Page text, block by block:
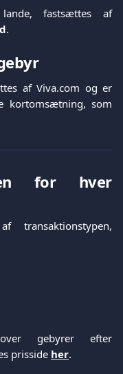
fastsættes af
.
af Viva.com og er
kortomsætning, som
for hver
transaktionstypen,
gebyrer efter
prisside her.